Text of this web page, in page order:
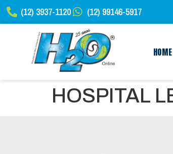
(12) 3937-1120 (12) 99146-5917
HOME
HOSPITAL